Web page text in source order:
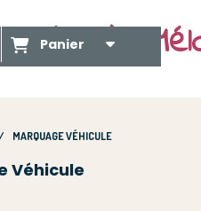
Mélo de
Panier
MARQUAGE VÉHICULE
Véhicule